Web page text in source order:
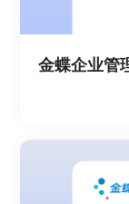
金蝶企业管